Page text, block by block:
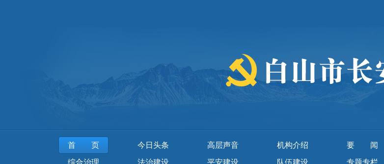
首页 今日头条 高层声音 机构介绍 要闻
综合治理 法治建设 平安建设 队伍建设 专题专栏